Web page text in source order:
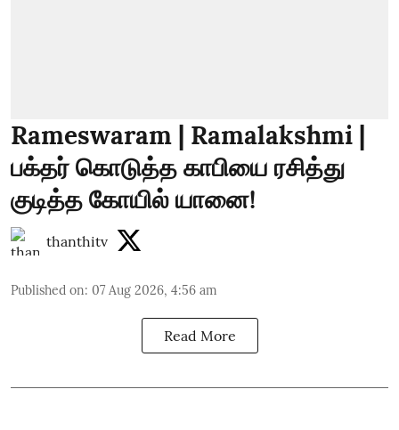
Rameswaram | Ramalakshmi |
பக்தர் கொடுத்த காபியை ரசித்து
குடித்த கோயில் யானை!
thanthitv
Published on: 07 Aug 2026, 4:56 am
Read More